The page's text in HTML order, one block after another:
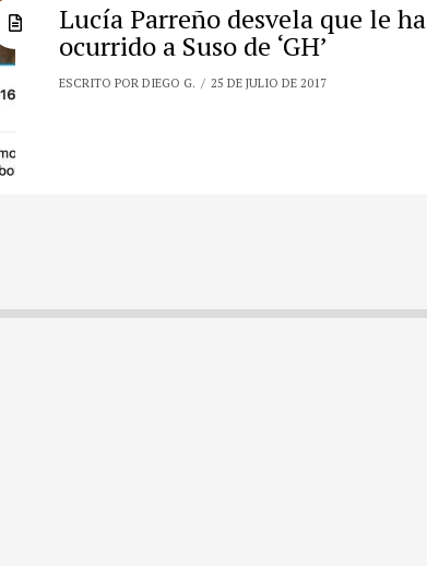
Lucía Parreño desvela que le ha
ocurrido a Suso de ‘GH’
ESCRITO POR DIEGO G. 25 DE JULIO DE 2017